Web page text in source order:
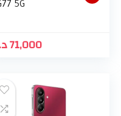
5G
71,000